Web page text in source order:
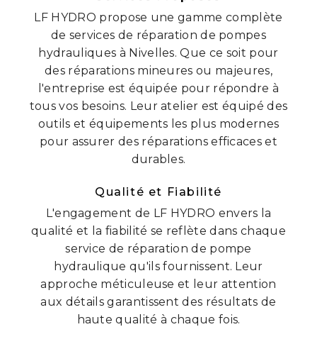
LF HYDRO propose une gamme complète
de services de réparation de pompes
hydrauliques à Nivelles. Que ce soit pour
des réparations mineures ou majeures,
l'entreprise est équipée pour répondre à
tous vos besoins. Leur atelier est équipé des
outils et équipements les plus modernes
pour assurer des réparations efficaces et
durables.
Qualité et Fiabilité
L'engagement de LF HYDRO envers la
qualité et la fiabilité se reflète dans chaque
service de réparation de pompe
hydraulique qu'ils fournissent. Leur
approche méticuleuse et leur attention
aux détails garantissent des résultats de
haute qualité à chaque fois.